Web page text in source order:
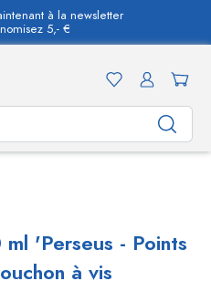
à la newsletter
5,- €
'Perseus - Points
à vis